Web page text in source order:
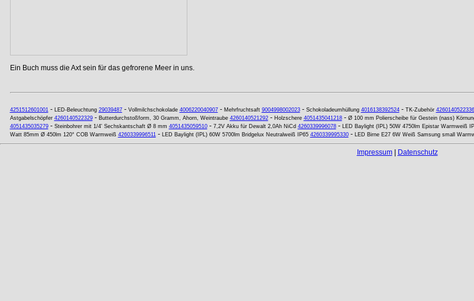
Ein Buch muss die Axt sein für das gefrorene Meer in uns.
4251512601001- LED-Beleuchtung 29039487- Vollmilchschokolade 4006220040907- Mehrfruchtsaft 9004998002023- Schokoladeumhüllung 4016138392524- TK-Zubehör 4260140522336
Astgabelschöpfer 4260140522329- Butterdurchstoßform, 30 Gramm, Ahorn, Weintraube 4260140521292- Holzschere 4051435041218- Ø 100 mm Polierscheibe für Gestein (nass)
4051435035279- Steinbohrer mit 1/4' Sechskantschaft Ø 8 mm 4051435059510- 7,2V Akku für Dewalt 2,0Ah NiCd 4260339996078- LED Baylight (IPL) 50W 4750lm Epistar Warmweiß
Watt 85mm Ø 450lm 120° COB Warmweiß 4260339996511- LED Baylight (IPL) 60W 5700lm Bridgelux Neutralweiß IP65 4260339995330- LED Birne E27 6W Weiß Samsung small
Impressum| Datenschutz